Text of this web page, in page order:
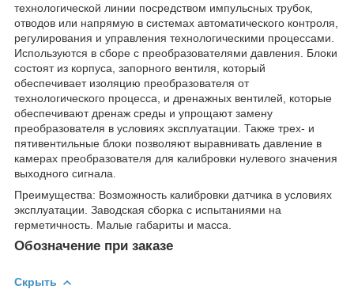
технологической линии посредством импульсных трубок,
отводов или напрямую в системах автоматического контроля,
регулирования и управления технологическими процессами.
Используются в сборе с преобразователями давления. Блоки
состоят из корпуса, запорного вентиля, который
обеспечивает изоляцию преобразователя от
технологического процесса, и дренажных вентилей, которые
обеспечивают дренаж среды и упрощают замену
преобразователя в условиях эксплуатации. Также трех- и
пятивентильные блоки позволяют выравнивать давление в
камерах преобразователя для калибровки нулевого значения
выходного сигнала.
Преимущества: Возможность калибровки датчика в условиях
эксплуатации. Заводская сборка с испытаниями на
герметичность. Малые габариты и масса.
Обозначение при заказе
Скрыть